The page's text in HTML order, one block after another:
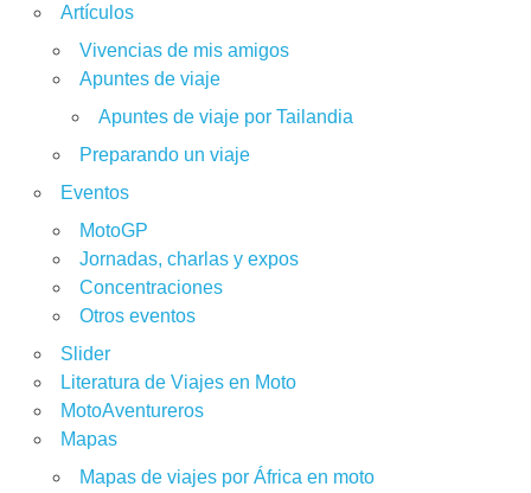
Artículos
Vivencias de mis amigos
Apuntes de viaje
Apuntes de viaje por Tailandia
Preparando un viaje
Eventos
MotoGP
Jornadas, charlas y expos
Concentraciones
Otros eventos
Slider
Literatura de Viajes en Moto
MotoAventureros
Mapas
Mapas de viajes por África en moto